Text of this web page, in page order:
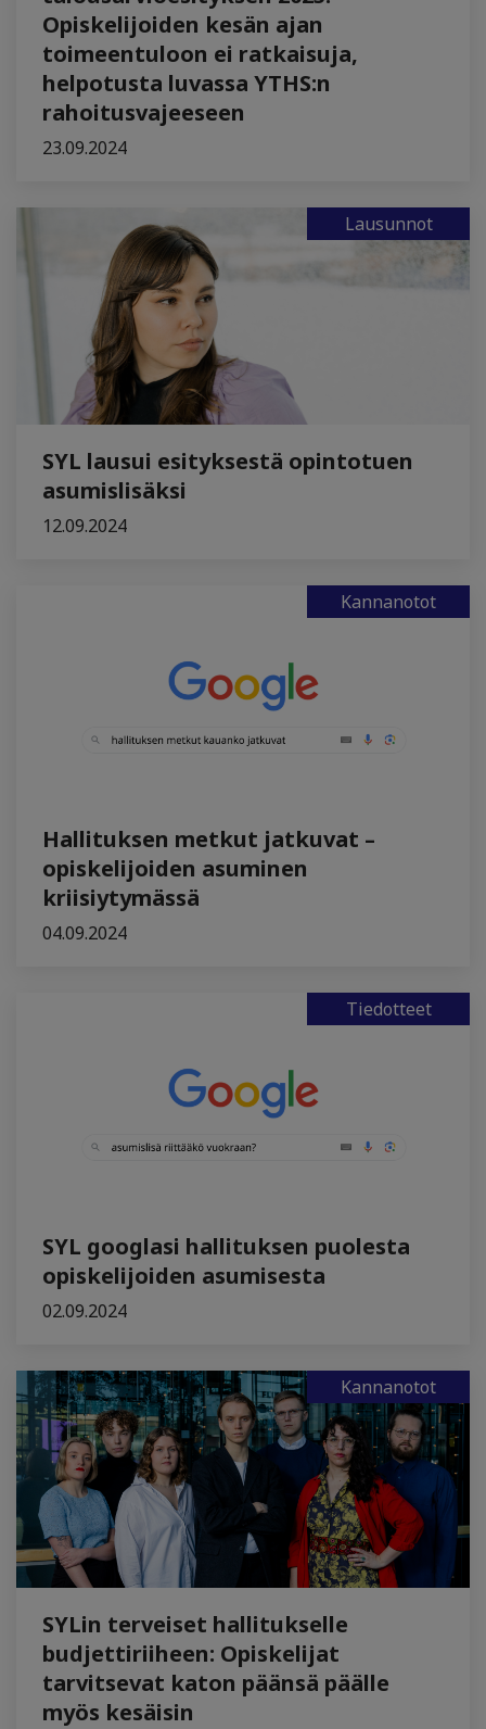
Opiskelijoiden kesän ajan
toimeentuloon ei ratkaisuja,
helpotusta luvassa YTHS:n
rahoitusvajeeseen
23.09.2024
Lausunnot
SYL lausui esityksestä opintotuen
asumislisäksi
12.09.2024
Kannanotot
Hallituksen metkut jatkuvat –
opiskelijoiden asuminen
kriisiytymässä
04.09.2024
Tiedotteet
SYL googlasi hallituksen puolesta
opiskelijoiden asumisesta
02.09.2024
Kannanotot
SYLin terveiset hallitukselle
budjettiriiheen: Opiskelijat
tarvitsevat katon päänsä päälle
myös kesäisin